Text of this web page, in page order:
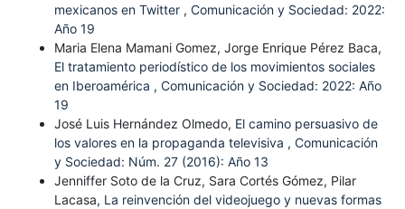
mexicanos en Twitter , Comunicación y Sociedad: 2022:
Año 19
Maria Elena Mamani Gomez, Jorge Enrique Pérez Baca,
El tratamiento periodístico de los movimientos sociales
en Iberoamérica , Comunicación y Sociedad: 2022: Año
19
José Luis Hernández Olmedo, El camino persuasivo de
los valores en la propaganda televisiva , Comunicación
y Sociedad: Núm. 27 (2016): Año 13
Jenniffer Soto de la Cruz, Sara Cortés Gómez, Pilar
Lacasa, La reinvención del videojuego y nuevas formas